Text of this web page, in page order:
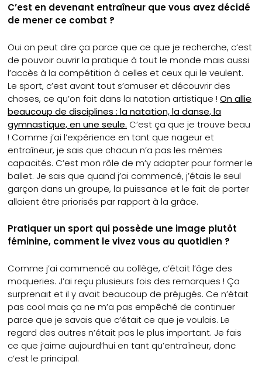
C’est en devenant entraîneur que vous avez décidé
de mener ce combat ?
Oui on peut dire ça parce que ce que je recherche, c’est
de pouvoir ouvrir la pratique à tout le monde mais aussi
l’accès à la compétition à celles et ceux qui le veulent.
Le sport, c’est avant tout s’amuser et découvrir des
choses, ce qu’on fait dans la natation artistique !On allie
beaucoup de disciplines : la natation, la danse, la
gymnastique, en une seule. C’est ça que je trouve beau
! Comme j’ai l’expérience en tant que nageur et
entraîneur, je sais que chacun n’a pas les mêmes
capacités. C’est mon rôle de m’y adapter pour former le
ballet. Je sais que quand j’ai commencé, j’étais le seul
garçon dans un groupe, la puissance et le fait de porter
allaient être priorisés par rapport à la grâce.
Pratiquer un sport qui possède une image plutôt
féminine, comment le vivez vous au quotidien ?
Comme j’ai commencé au collège, c’était l’âge des
moqueries. J’ai reçu plusieurs fois des remarques ! Ça
surprenait et il y avait beaucoup de préjugés. Ce n’était
pas cool mais ça ne m’a pas empêché de continuer
parce que je savais que c’était ce que je voulais. Le
regard des autres n’était pas le plus important. Je fais
ce que j’aime aujourd’hui en tant qu’entraîneur, donc
c’est le principal.